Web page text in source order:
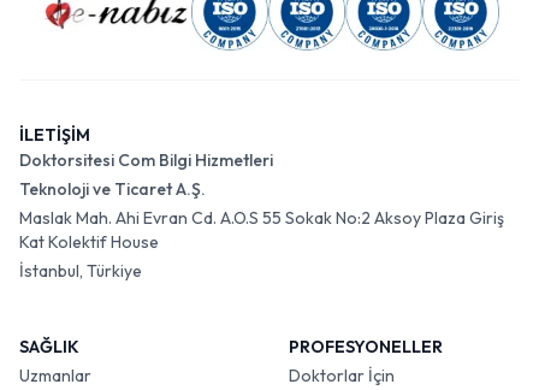
İLETİŞİM
Doktorsitesi Com Bilgi Hizmetleri
Teknoloji ve Ticaret A.Ş.
Maslak Mah. Ahi Evran Cd. A.O.S 55 Sokak No:2 Aksoy Plaza Giriş
Kat Kolektif House
İstanbul, Türkiye
SAĞLIK
Uzmanlar
PROFESYONELLER
Doktorlar İçin